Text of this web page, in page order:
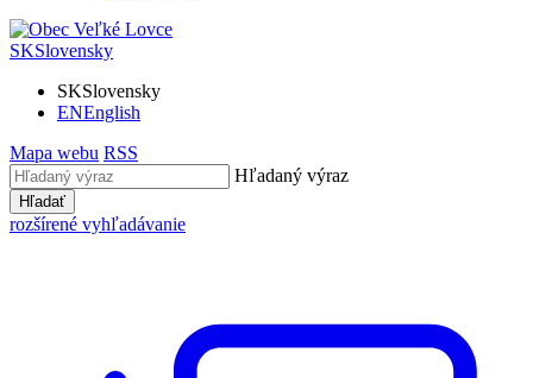
SKSlovensky
SKSlovensky
ENEnglish
Mapa webu RSS
Hľadaný výraz
Hľadať
rozšírené vyhľadávanie